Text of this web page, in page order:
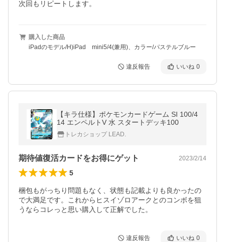
次回もリピートします。
購入した商品
iPadのモデル/H)iPad mini5/4(兼用)、カラー/パステルブルー
違反報告 いいね 0
【キラ仕様】ポケモンカードゲーム SI 100/4
14 エンペルトV 水 スタートデッキ100
トレカショップ LEAD.
期待値復活カードをお得にゲット 2023/2/14
5
梱包もがっちり問題もなく、状態も記載よりも良かったの
で大満足です。これからヒスイゾロアークとのコンボを狙
うならコレっと思い購入して正解でした。
違反報告 いいね 0